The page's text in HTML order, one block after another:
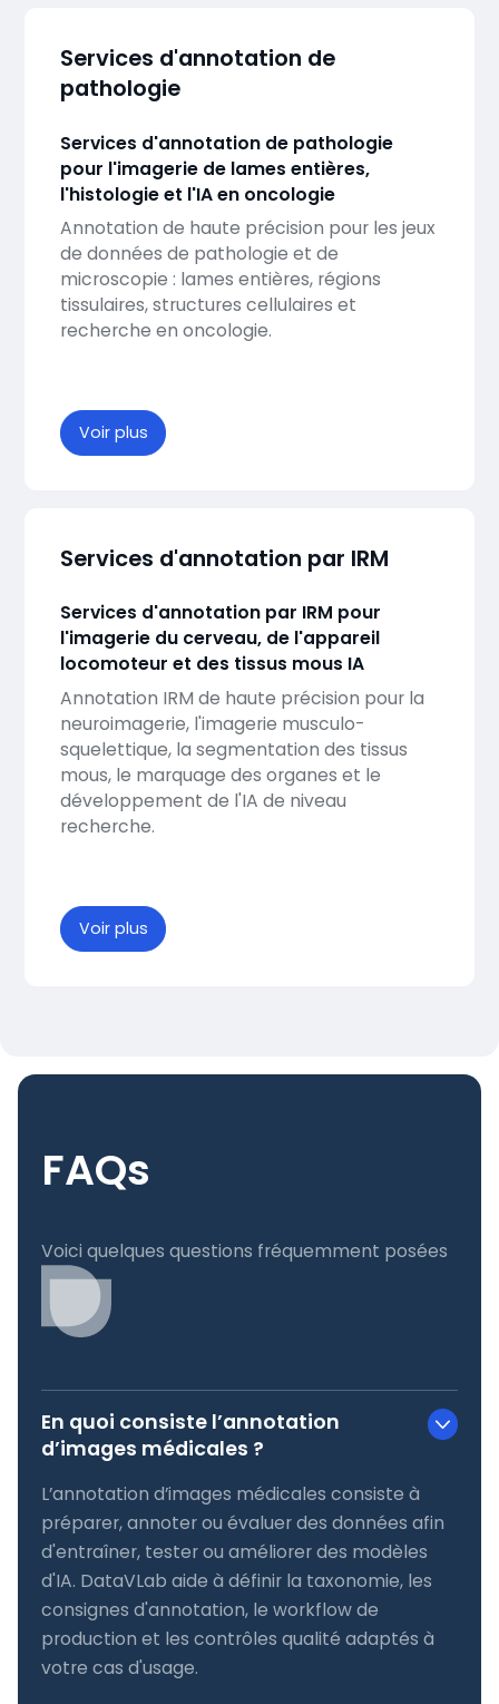
Services d'annotation de
pathologie
Services d'annotation de pathologie
pour l'imagerie de lames entières,
l'histologie et l'IA en oncologie
Annotation de haute précision pour les jeux
de données de pathologie et de
microscopie : lames entières, régions
tissulaires, structures cellulaires et
recherche en oncologie.
Voir plus
Services d'annotation par IRM
Services d'annotation par IRM pour
l'imagerie du cerveau, de l'appareil
locomoteur et des tissus mous IA
Annotation IRM de haute précision pour la
neuroimagerie, l'imagerie musculo-
squelettique, la segmentation des tissus
mous, le marquage des organes et le
développement de l'IA de niveau
recherche.
Voir plus
FAQs
Voici quelques questions fréquemment posées
En quoi consiste l’annotation
d’images médicales ?
L’annotation d’images médicales consiste à
préparer, annoter ou évaluer des données afin
d'entraîner, tester ou améliorer des modèles
d'IA. DataVLab aide à définir la taxonomie, les
consignes d'annotation, le workflow de
production et les contrôles qualité adaptés à
votre cas d'usage.